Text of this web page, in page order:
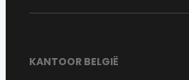
KANTOOR BELGIË